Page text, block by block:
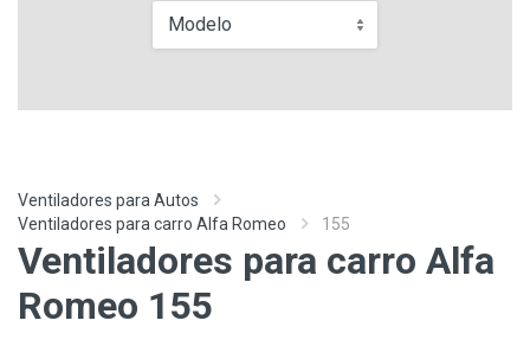
Modelo
Ventiladores para Autos
Ventiladores para carro Alfa Romeo
155
Ventiladores para carro Alfa
Romeo 155